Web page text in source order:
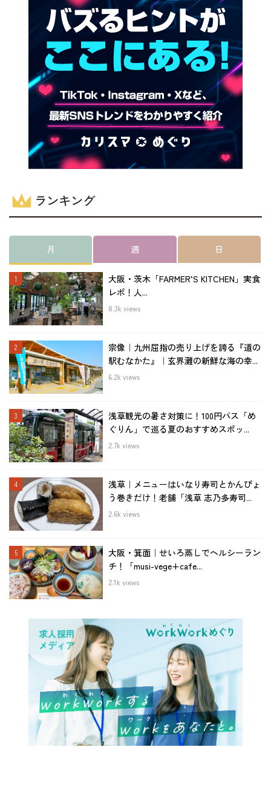
ランキング
月 週 日
大阪・茨木「FARMER’S KITCHEN」実食
レポ！人...
8.3k views
宗像｜九州屈指の売り上げを誇る『道の
駅むなかた』｜玄界灘の新鮮な海の幸...
6.2k views
浅草観光の暑さ対策に！100円バス「め
ぐりん」で巡る夏のおすすめスポッ...
2.7k views
浅草｜メニューはいなり寿司とかんぴょ
う巻きだけ！老舗「浅草 志乃多寿司...
2.6k views
大阪・箕面｜せいろ蒸しでヘルシーラン
チ！「musi-vege+cafe...
2.1k views